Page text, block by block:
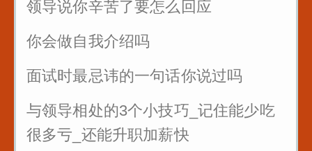
领导说你辛苦了要怎么回应
你会做自我介绍吗
面试时最忌讳的一句话你说过吗
与领导相处的3个小技巧_记住能少吃
很多亏_还能升职加薪快